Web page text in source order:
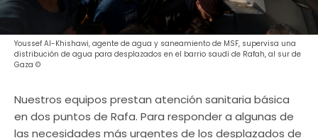
Youssef Al-Khishawi, agente de agua y saneamiento de MSF, supervisa una
distribución de agua para desplazados en el barrio saudí de Rafah, al sur de
Gaza ©
Nuestros equipos prestan atención sanitaria básica
en dos puntos de Rafa. Para responder a algunas de
las necesidades más urgentes de los desplazados de